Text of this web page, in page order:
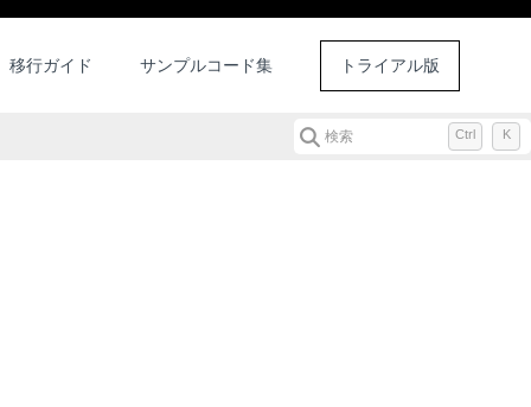
移行ガイド サンプルコード集 トライアル版
検索 Ctrl K